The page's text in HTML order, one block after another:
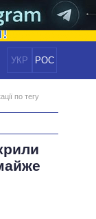
УКР РОС
по тегу